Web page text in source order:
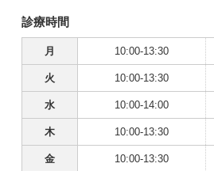
診療時間
月 10:00-13:30
火 10:00-13:30
水 10:00-14:00
木 10:00-13:30
金 10:00-13:30